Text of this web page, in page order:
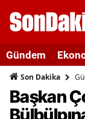
Gündem
Son Dakika
Başkan